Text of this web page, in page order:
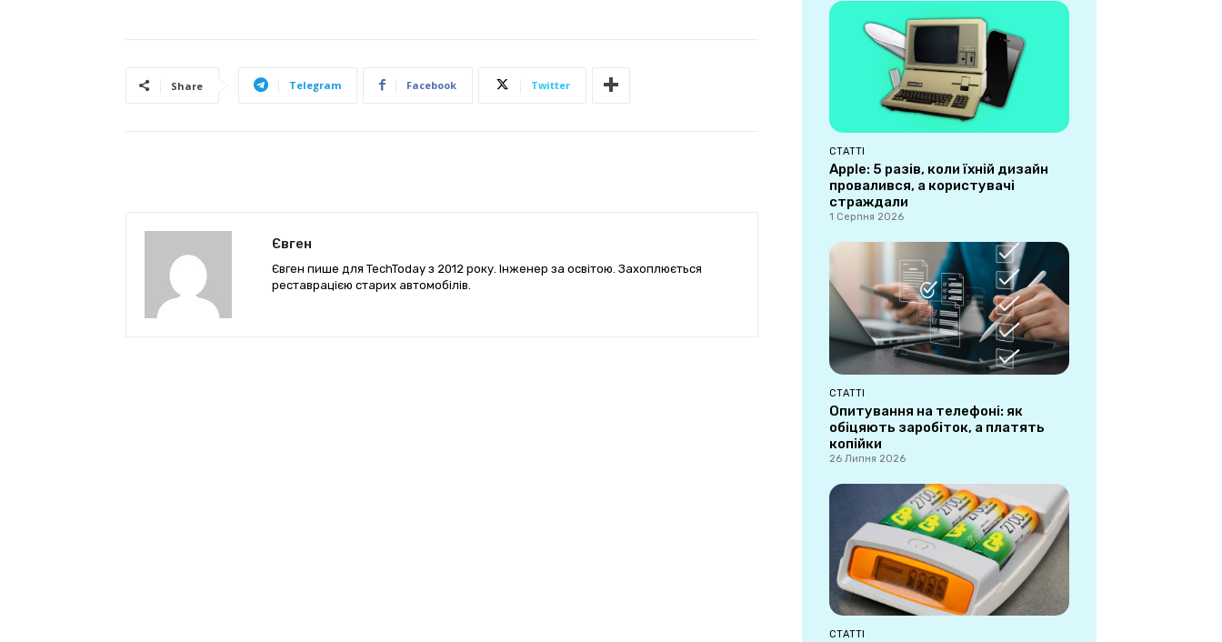
Share Telegram Facebook Twitter
Євген
Євген пише для TechToday з 2012 року. Інженер за освітою. Захоплюється
реставрацією старих автомобілів.
СТАТТІ
Apple: 5 разів, коли їхній дизайн
провалився, а користувачі
страждали
1 Серпня 2026
СТАТТІ
Опитування на телефоні: як
обіцяють заробіток, а платять
копійки
26 Липня 2026
СТАТТІ